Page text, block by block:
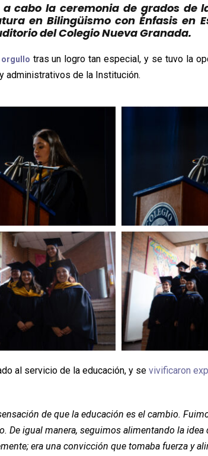
cabo la ceremonia de grados de
en Bilingüismo con Énfasis en
del Colegio Nueva Granada.
orgullo tras un logro tan especial, y se tuvo la
administrativos de la Institución.
al servicio de la educación, y se vivificaron
de que la educación es el cambio.
De igual manera, seguimos alimentando la
era una convicción que tomaba fuerza y